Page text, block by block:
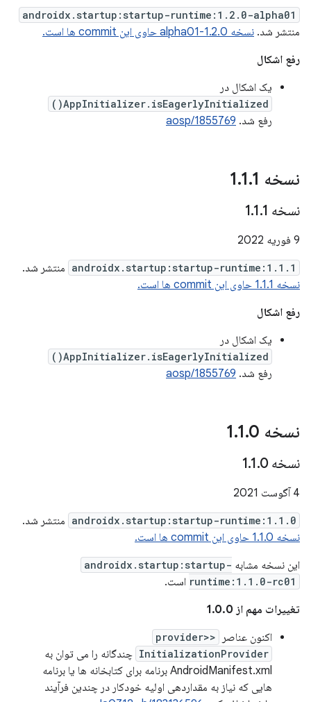
androidx.startup:startup-runtime:1.2.0-alpha01
منتشر شد. نسخه 1.2.0-alpha01 حاوی این commit ها است.
رفع اشکال
یک اشکال در
AppInitializer.isEagerlyInitialized()
رفع شد. aosp/1855769
نسخه 1 .1.1
نسخه 1 .1.1
9 فوریه 2022
androidx.startup:startup-runtime:1.1.1 منتشر شد.
نسخه 1.1.1 حاوی این commit ها است.
رفع اشکال
یک اشکال در
AppInitializer.isEagerlyInitialized()
رفع شد. aosp/1855769
نسخه 1 .1.0
نسخه 1 .1.0
4 آگوست 2021
androidx.startup:startup-runtime:1.1.0 منتشر شد.
نسخه 1.1.0 حاوی این commit ها است.
این نسخه مشابه androidx.startup:startup-
runtime:1.1.0-rc01 است.
تغییرات مهم از 1.0.0
اکنون عناصر
<provider>
InitializationProvider چندگانه را می توان به
AndroidManifest.xml برنامه برای کتابخانه ها یا برنامه
هایی که نیاز به مقداردهی اولیه خودکار در چندین فرآیند